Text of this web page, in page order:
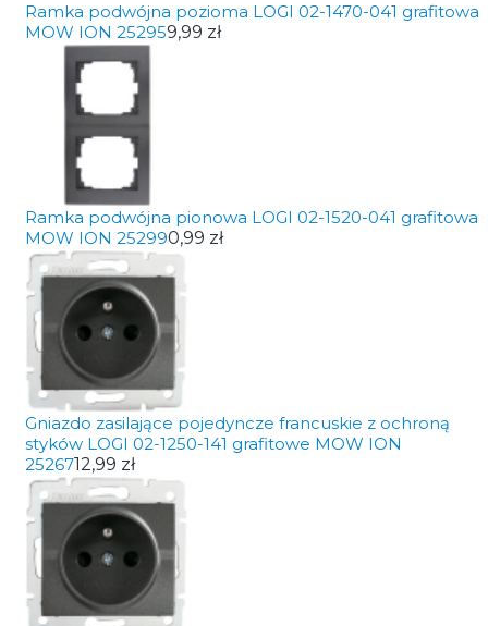
Ramka podwójna pozioma LOGI 02-1470-041 grafitowa
MOW ION 252959,99 zł
Ramka podwójna pionowa LOGI 02-1520-041 grafitowa
MOW ION 252990,99 zł
Gniazdo zasilające pojedyncze francuskie z ochroną
styków LOGI 02-1250-141 grafitowe MOW ION
2526712,99 zł